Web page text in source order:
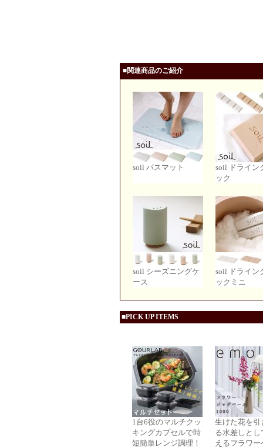
■関連商品のご紹介
soil バスマット
soil ドライン
ック
soil シーズニングケ
ース
soil ドライン
ックミニ
■PICK UP ITEMS
1台6役のマルチクッ
キングカプセルで時
短簡単レンジ調理！
生けた花を引
る水差しとし
えるフラワー